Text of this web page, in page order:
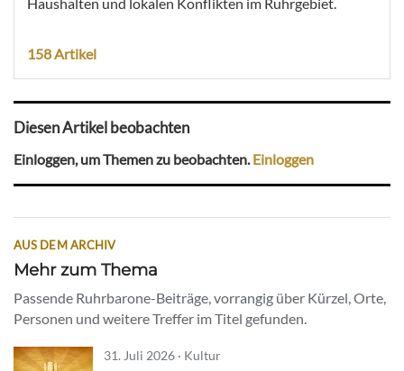
158 Artikel
Diesen Artikel beobachten
Einloggen, um Themen zu beobachten.Einloggen
AUS DEM ARCHIV
Mehr zum Thema
Passende Ruhrbarone-Beiträge, vorrangig über Kürzel, Orte,
Personen und weitere Treffer im Titel gefunden.
31. Juli 2026 · Kultur